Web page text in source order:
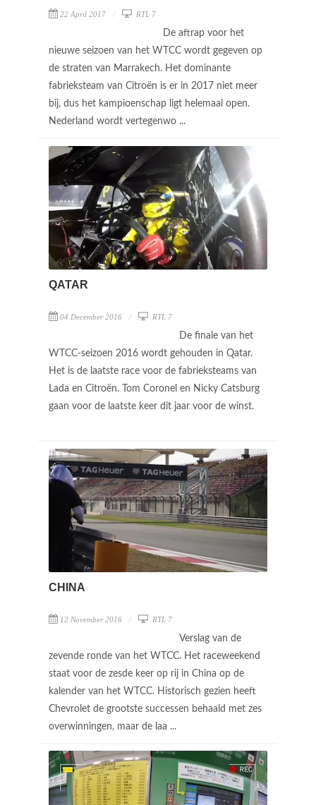
22 April 2017 RTL 7
De aftrap voor het
nieuwe seizoen van het WTCC wordt gegeven op
de straten van Marrakech. Het dominante
fabrieksteam van Citroën is er in 2017 niet meer
bij, dus het kampioenschap ligt helemaal open.
Nederland wordt vertegenwo ...
QATAR
04 December 2016 RTL 7
De finale van het
WTCC-seizoen 2016 wordt gehouden in Qatar.
Het is de laatste race voor de fabrieksteams van
Lada en Citroën. Tom Coronel en Nicky Catsburg
gaan voor de laatste keer dit jaar voor de winst.
CHINA
12 November 2016 RTL 7
Verslag van de
zevende ronde van het WTCC. Het raceweekend
staat voor de zesde keer op rij in China op de
kalender van het WTCC. Historisch gezien heeft
Chevrolet de grootste successen behaald met zes
overwinningen, maar de laa ...